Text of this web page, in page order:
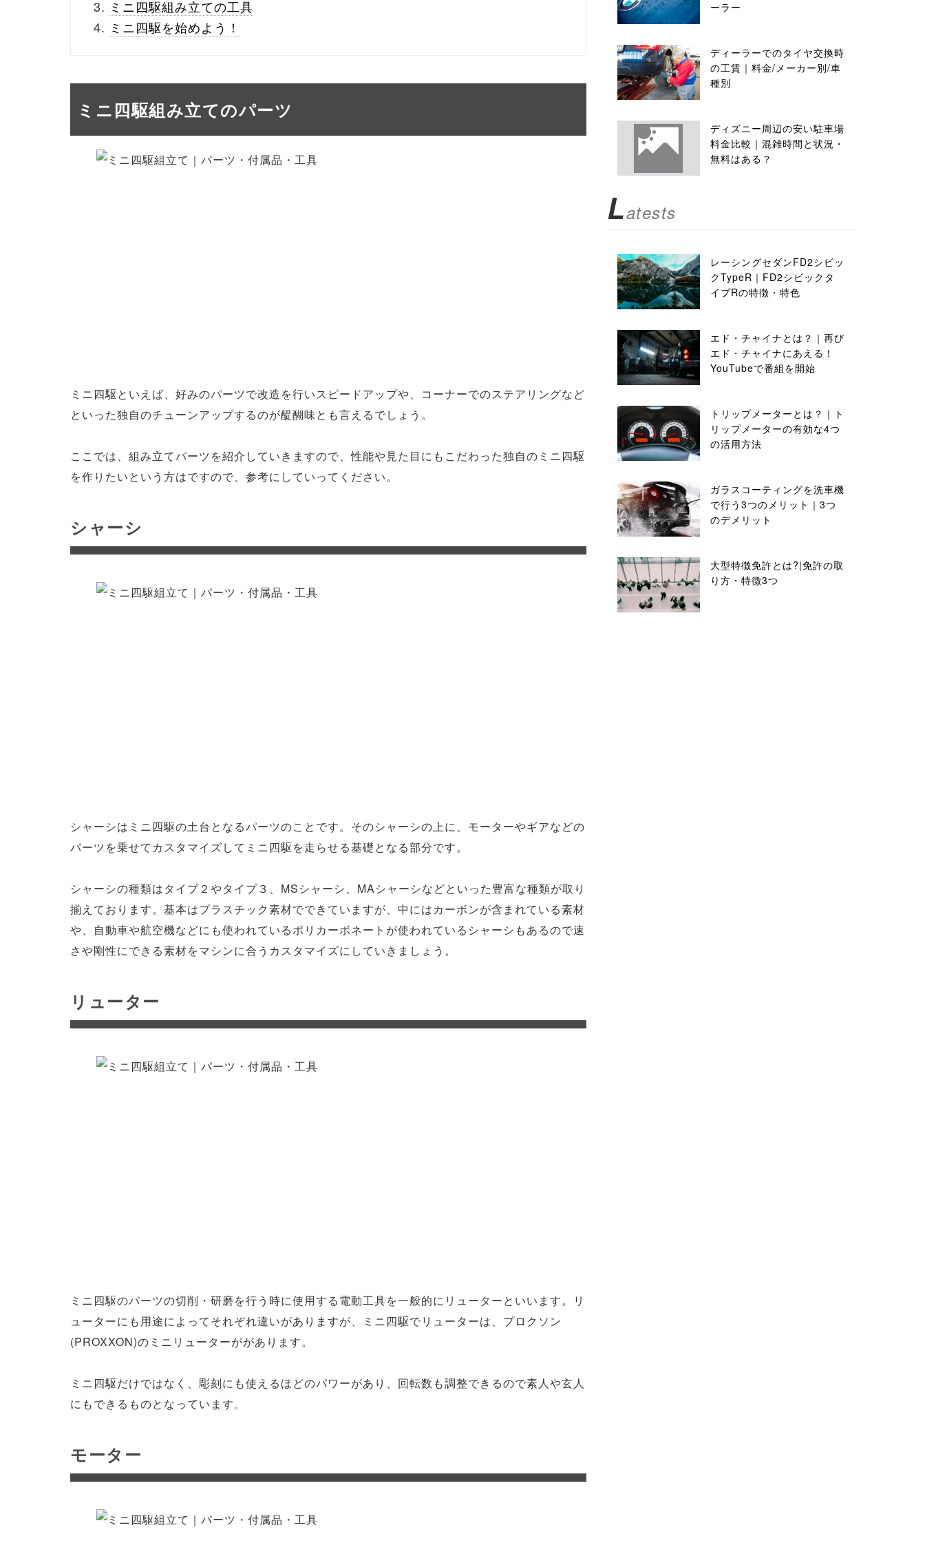
ミニ四駆組み立ての工具
ミニ四駆を始めよう！
ミニ四駆組み立てのパーツ
ミニ四駆といえば、好みのパーツで改造を行いスピードアップや、コーナーでのステアリングなど
といった独自のチューンアップするのが醍醐味とも言えるでしょう。
ここでは、組み立てパーツを紹介していきますので、性能や見た目にもこだわった独自のミニ四駆
を作りたいという方はですので、参考にしていってください。
シャーシ
シャーシはミニ四駆の土台となるパーツのことです。そのシャーシの上に、モーターやギアなどの
パーツを乗せてカスタマイズしてミニ四駆を走らせる基礎となる部分です。
シャーシの種類はタイプ２やタイプ３、MSシャーシ、MAシャーシなどといった豊富な種類が取り
揃えております。基本はプラスチック素材でできていますが、中にはカーボンが含まれている素材
や、自動車や航空機などにも使われているポリカーボネートが使われているシャーシもあるので速
さや剛性にできる素材をマシンに合うカスタマイズにしていきましょう。
リューター
ミニ四駆のパーツの切削・研磨を行う時に使用する電動工具を一般的にリューターといいます。リ
ューターにも用途によってそれぞれ違いがありますが、ミニ四駆でリューターは、プロクソン
(PROXXON)のミニリューターががあります。
ミニ四駆だけではなく、彫刻にも使えるほどのパワーがあり、回転数も調整できるので素人や玄人
にもできるものとなっています。
モーター
ーラー
ディーラーでのタイヤ交換時
の工賃｜料金/メーカー別/車
種別
ディズニー周辺の安い駐車場
料金比較｜混雑時間と状況・
無料はある？
Latests
レーシングセダンFD2シビッ
クTypeR｜FD2シビックタ
イプRの特徴・特色
エド・チャイナとは？｜再び
エド・チャイナにあえる！
YouTubeで番組を開始
トリップメーターとは？｜ト
リップメーターの有効な4つ
の活用方法
ガラスコーティングを洗車機
で行う3つのメリット｜3つ
のデメリット
大型特徴免許とは?|免許の取
り方・特徴3つ